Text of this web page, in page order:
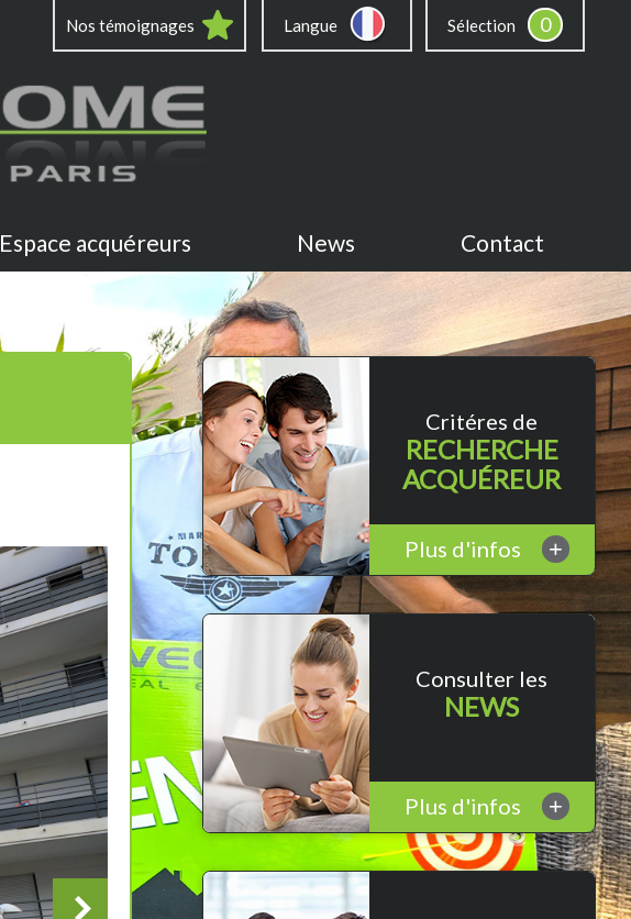
Sélection 0
Langue
Nos témoignages
Espace acquéreurs News Contact
Critéres de
RECHERCHE
ACQUÉREUR
Plus d'infos +
Consulter les
NEWS
Plus d'infos +